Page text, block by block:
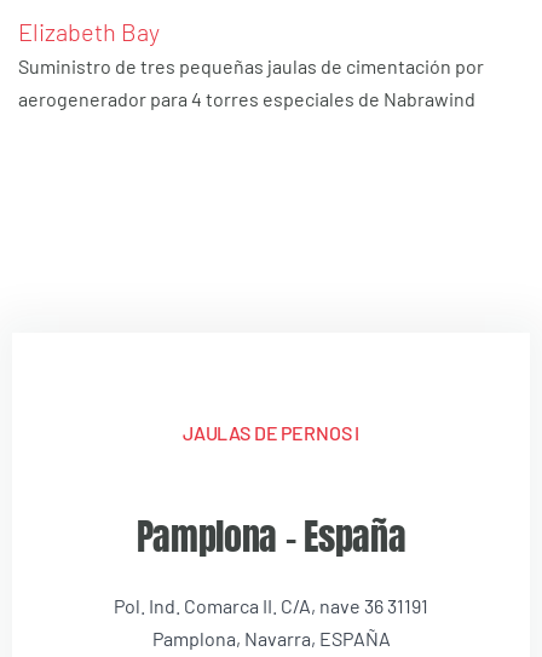
Elizabeth Bay
Suministro de tres pequeñas jaulas de cimentación por
aerogenerador para 4 torres especiales de Nabrawind
JAULAS DE PERNOS I
Pamplona – España
Pol. Ind. Comarca II. C/A, nave 36 31191
Pamplona, Navarra, ESPAÑA